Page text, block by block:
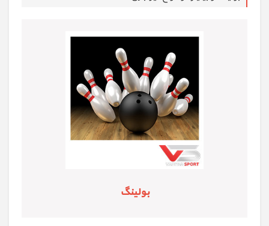
بولینگ